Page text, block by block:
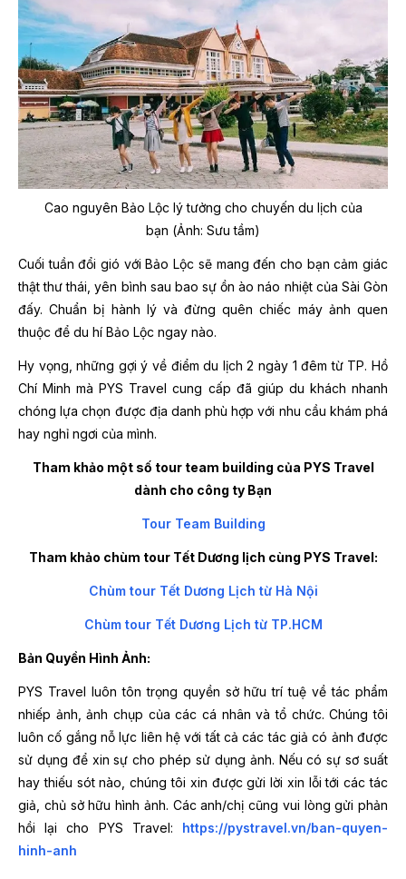
Cao nguyên Bảo Lộc lý tưởng cho chuyến du lịch của
bạn (Ảnh: Sưu tầm)
Cuối tuần đổi gió với Bảo Lộc sẽ mang đến cho bạn cảm giác
thật thư thái, yên bình sau bao sự ồn ào náo nhiệt của Sài Gòn
đấy. Chuẩn bị hành lý và đừng quên chiếc máy ảnh quen
thuộc để du hí Bảo Lộc ngay nào.
Hy vọng, những gợi ý về điểm du lịch 2 ngày 1 đêm từ TP. Hồ
Chí Minh mà PYS Travel cung cấp đã giúp du khách nhanh
chóng lựa chọn được địa danh phù hợp với nhu cầu khám phá
hay nghỉ ngơi của mình.
Tham khảo một số tour team building của PYS Travel
dành cho công ty Bạn
Tour Team Building
Tham khảo chùm tour Tết Dương lịch cùng PYS Travel:
Chùm tour Tết Dương Lịch từ Hà Nội
Chùm tour Tết Dương Lịch từ TP.HCM
Bản Quyền Hình Ảnh:
PYS Travel luôn tôn trọng quyền sở hữu trí tuệ về tác phẩm
nhiếp ảnh, ảnh chụp của các cá nhân và tổ chức. Chúng tôi
luôn cố gắng nỗ lực liên hệ với tất cả các tác giả có ảnh được
sử dụng để xin sự cho phép sử dụng ảnh. Nếu có sự sơ suất
hay thiếu sót nào, chúng tôi xin được gửi lời xin lỗi tới các tác
giả, chủ sở hữu hình ảnh. Các anh/chị cũng vui lòng gửi phản
hồi lại cho PYS Travel: https://pystravel.vn/ban-quyen-
hinh-anh